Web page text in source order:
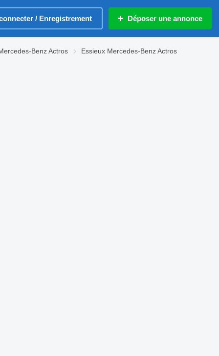
/ Enregistrement Déposer une annonce
Benz Actros
Essieux Mercedes-Benz Actros